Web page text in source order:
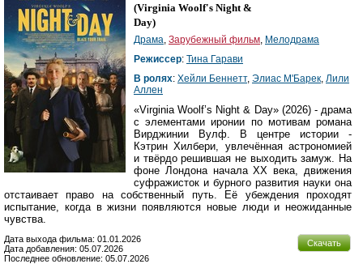
(Virginia Woolf's Night &
Day)
Драма, Зарубежный фильм, Мелодрама
Режиссер: Тина Гарави
В ролях: Хейли Беннетт, Элиас М'Барек, Лили
Аллен
«Virginia Woolf’s Night & Day» (2026) - драма
с элементами иронии по мотивам романа
Вирджинии Вулф. В центре истории -
Кэтрин Хилбери, увлечённая астрономией
и твёрдо решившая не выходить замуж. На
фоне Лондона начала XX века, движения
суфражисток и бурного развития науки она
отстаивает право на собственный путь. Её убеждения проходят
испытание, когда в жизни появляются новые люди и неожиданные
чувства.
Скачать
Дата выхода фильма: 01.01.2026
Дата добавления: 05.07.2026
Последнее обновление: 05.07.2026